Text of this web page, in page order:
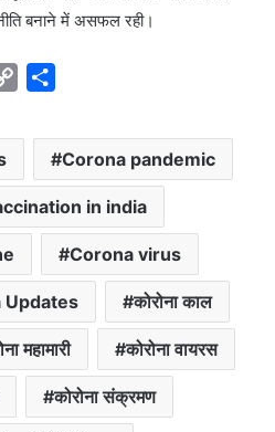
बनाने में असफल रही।
p
L
i
k
a
r
e
Corona pandemic
in india
Corona virus
Updates कोरोना काल
महामारी कोरोना वायरस
कोरोना संक्रमण